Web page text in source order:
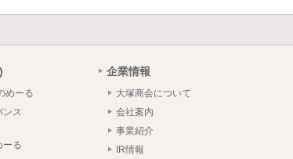
めーる
ンス
ーる
企業情報
大塚商会について
会社案内
事業紹介
IR情報